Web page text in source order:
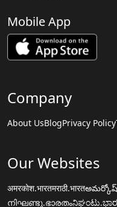
Mobile App
Company
About UsBlogPrivacy Policy
Our Websites
अमरकोश.भारतमराठी.भारत
നിഘണ്ടു.ഭാരതം